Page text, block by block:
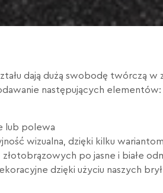
dają dużą swobodę twórczą w
następujących elementów:
lub polewa
wizualna, dzięki kilku
po jasne i białe
dzięki użyciu naszych